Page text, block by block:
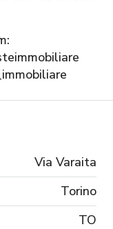
Via Varaita
Torino
TO